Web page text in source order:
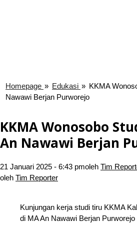
Homepage » Edukasi » KKMA
Nawawi Berjan Purworejo
KKMA Wonosobo
An Nawawi Berjan
21 Januari 2025 - 6:43 pmoleh Tim
oleh Tim Reporter
Kunjungan kerja studi tiru KKMA
di MA An Nawawi Berjan